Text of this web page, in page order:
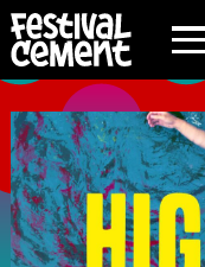
WAT WE DOEN
OVER CEMENT